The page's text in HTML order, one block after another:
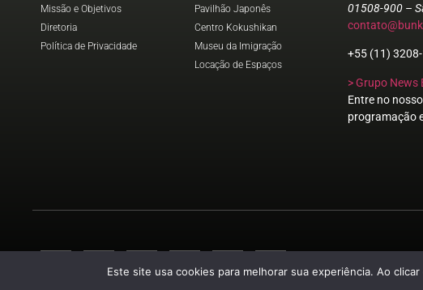
Missão e Objetivos
Diretoria
Política de Privacidade
Pavilhão Japonês
Centro Kokushikan
Museu da Imigração
Locação de Espaços
01508-900 –
+55 (11)
> Grupo News
Entre no
programação
Este site usa cookies para melhorar sua experiência. Ao